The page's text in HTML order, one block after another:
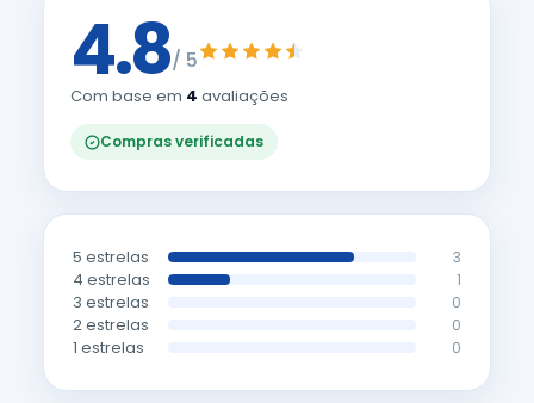
4.8/ 5
Com base em 4 avaliações
Compras verificadas
5 estrelas 3
4 estrelas 1
3 estrelas 0
2 estrelas 0
1 estrelas 0